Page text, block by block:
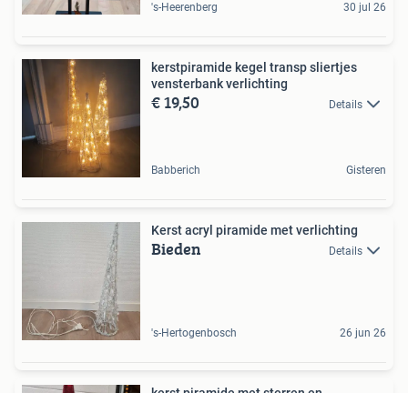
's-Heerenberg 30 jul 26
kerstpiramide kegel transp sliertjes
vensterbank verlichting
€ 19,50 Details
Babberich Gisteren
Kerst acryl piramide met verlichting
Bieden Details
's-Hertogenbosch 26 jun 26